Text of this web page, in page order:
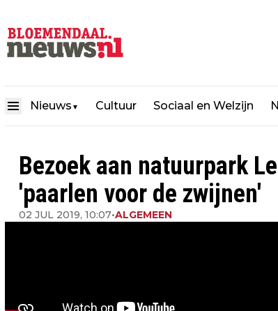
Nieuws ▼ Cultuur Sociaal en Welzijn
Bezoek aan natuurpark
'paarlen voor de zwijnen'
02 JUL 2019, 10:07•ALGEMEEN